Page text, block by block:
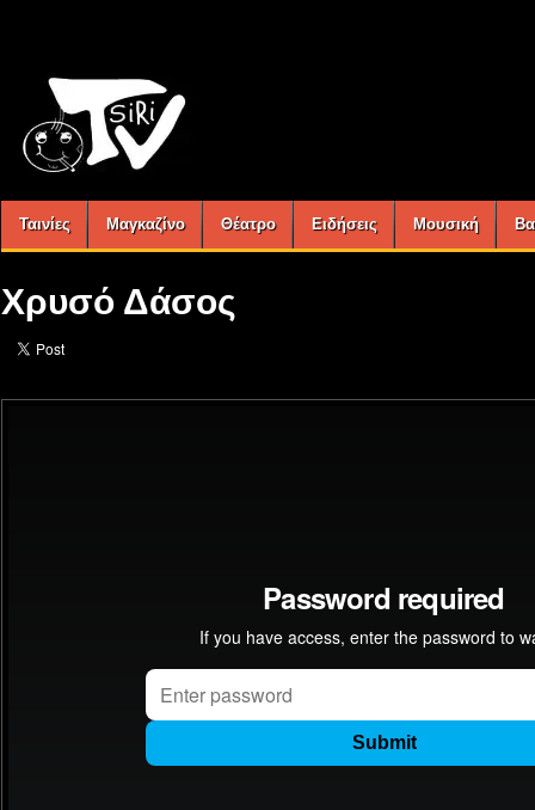
Ταινίες Μαγκαζίνο Θέατρο Ειδήσεις Μουσική
Xρυσό Δάσος